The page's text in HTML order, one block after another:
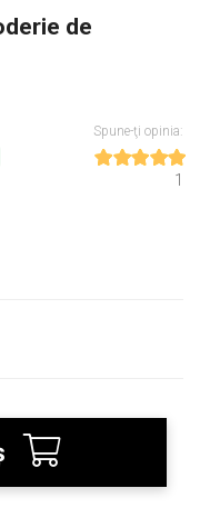
de
Spune-ţi opinia:
1